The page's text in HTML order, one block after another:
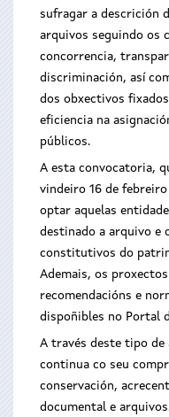
sufragar a descrición
arquivos seguindo os
concorrencia,
discriminación, así
dos obxectivos
eficiencia na
públicos.
A esta convocatoria,
vindeiro 16 de
optar aquelas
destinado a arquivo e
constitutivos do
Ademais, os
recomendacións e
dispoñibles no Portal
A través deste tipo de
continua co seu
conservación,
documental e